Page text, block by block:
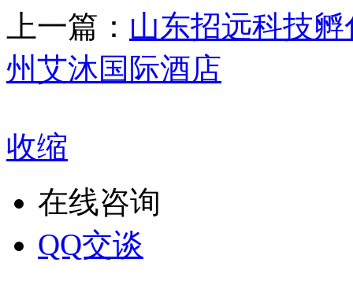
上一篇： 山东招远科技
州艾沐国际酒店
收缩
在线咨询
QQ交谈